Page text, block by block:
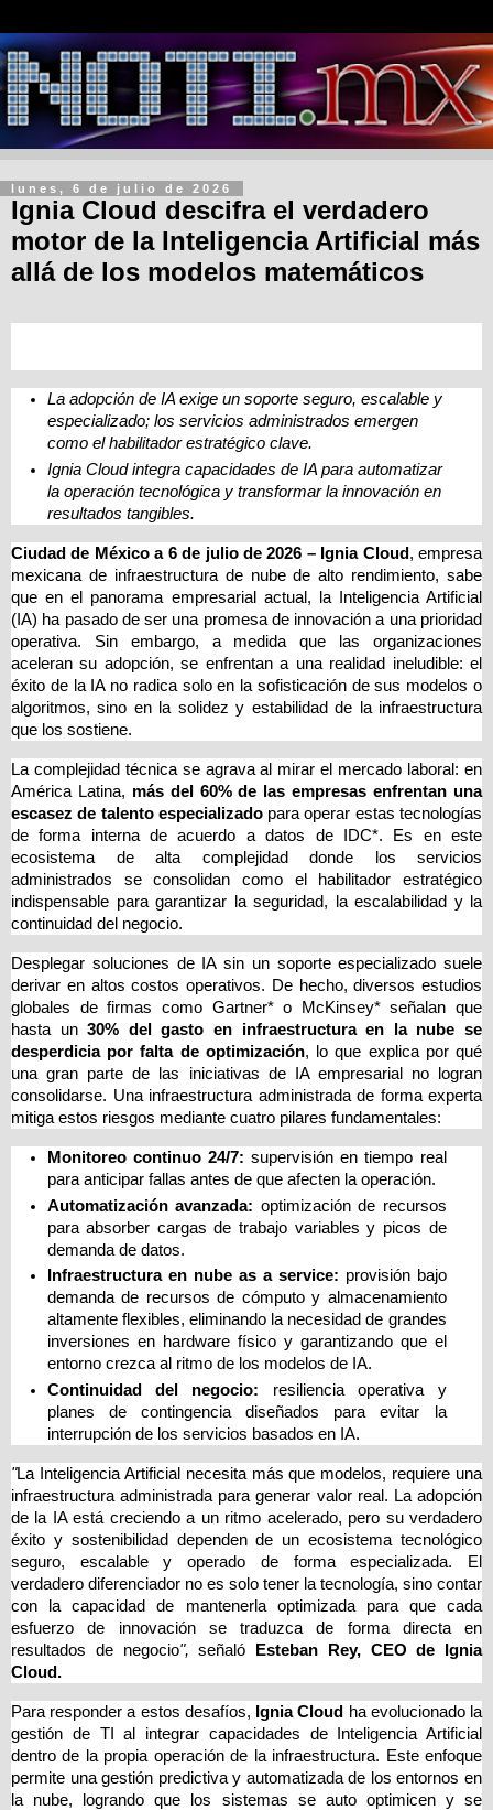
lunes, 6 de julio de 2026
Ignia Cloud descifra el verdadero
motor de la Inteligencia Artificial más
allá de los modelos matemáticos
La adopción de IA exige un soporte seguro, escalable y
especializado; los servicios administrados emergen
como el habilitador estratégico clave.
Ignia Cloud integra capacidades de IA para automatizar
la operación tecnológica y transformar la innovación en
resultados tangibles.
Ciudad de México a 6 de julio de 2026 – Ignia Cloud , empresa
mexicana de infraestructura de nube de alto rendimiento, sabe
que en el panorama empresarial actual, la Inteligencia Artificial
(IA) ha pasado de ser una promesa de innovación a una prioridad
operativa. Sin embargo, a medida que las organizaciones
aceleran su adopción, se enfrentan a una realidad ineludible: el
éxito de la IA no radica solo en la sofisticación de sus modelos o
algoritmos, sino en la solidez y estabilidad de la infraestructura
que los sostiene.
La complejidad técnica se agrava al mirar el mercado laboral: en
América Latina, más del 60% de las empresas enfrentan una
escasez de talento especializado para operar estas tecnologías
de forma interna de acuerdo a datos de IDC*. Es en este
ecosistema de alta complejidad donde los servicios
administrados se consolidan como el habilitador estratégico
indispensable para garantizar la seguridad, la escalabilidad y la
continuidad del negocio.
Desplegar soluciones de IA sin un soporte especializado suele
derivar en altos costos operativos. De hecho, diversos estudios
globales de firmas como Gartner* o McKinsey* señalan que
hasta un 30% del gasto en infraestructura en la nube se
desperdicia por falta de optimización, lo que explica por qué
una gran parte de las iniciativas de IA empresarial no logran
consolidarse. Una infraestructura administrada de forma experta
mitiga estos riesgos mediante cuatro pilares fundamentales:
Monitoreo continuo 24/7: supervisión en tiempo real
para anticipar fallas antes de que afecten la operación.
Automatización avanzada: optimización de recursos
para absorber cargas de trabajo variables y picos de
demanda de datos.
Infraestructura en nube as a service: provisión bajo
demanda de recursos de cómputo y almacenamiento
altamente flexibles, eliminando la necesidad de grandes
inversiones en hardware físico y garantizando que el
entorno crezca al ritmo de los modelos de IA.
Continuidad del negocio: resiliencia operativa y
planes de contingencia diseñados para evitar la
interrupción de los servicios basados en IA.
"La Inteligencia Artificial necesita más que modelos, requiere una
infraestructura administrada para generar valor real. La adopción
de la IA está creciendo a un ritmo acelerado, pero su verdadero
éxito y sostenibilidad dependen de un ecosistema tecnológico
seguro, escalable y operado de forma especializada. El
verdadero diferenciador no es solo tener la tecnología, sino contar
con la capacidad de mantenerla optimizada para que cada
esfuerzo de innovación se traduzca de forma directa en
resultados de negocio", señaló
Esteban Rey, CEO de Ignia
Cloud.
Para responder a estos desafíos, Ignia Cloud
ha evolucionado la
gestión de TI al integrar capacidades de Inteligencia Artificial
dentro de la propia operación de la infraestructura. Este enfoque
permite una gestión predictiva y automatizada de los entornos en
la nube, logrando que los sistemas se auto optimicen y se